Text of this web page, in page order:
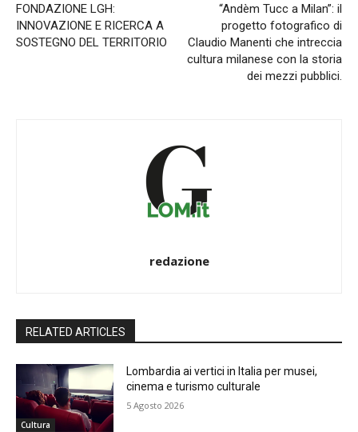
FONDAZIONE LGH:
INNOVAZIONE E RICERCA A
SOSTEGNO DEL TERRITORIO
“Andèm Tucc a Milan”: il
progetto fotografico di
Claudio Manenti che intreccia
cultura milanese con la storia
dei mezzi pubblici.
redazione
RELATED ARTICLES
Cultura
Lombardia ai vertici in Italia per musei,
cinema e turismo culturale
5 Agosto 2026